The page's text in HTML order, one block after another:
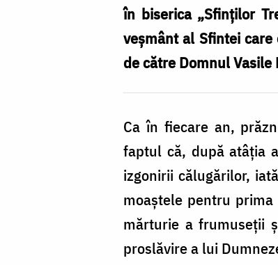
în biserica „Sfinților
veșmânt al Sfintei
de către Domnul
Ca în fiecare an,
faptul că, după atâția
izgonirii călugărilor,
moaștele pentru
mărturie a frumuseții
proslăvire a lui